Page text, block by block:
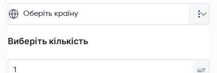
Оберіть країну
Виберіть кількість
шт